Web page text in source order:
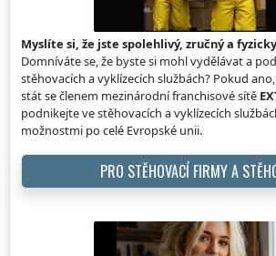
Myslíte si, že jste spolehlivý, zručný a
Domníváte se, že byste si mohl vydělávat a
stěhovacích a vyklízecích službách? Pokud
stát se členem mezinárodní franchisové sítě
podnikejte ve stěhovacích a vyklízecích
možnostmi po celé Evropské unii.
PRO STĚHOVACÍ FIRMY A